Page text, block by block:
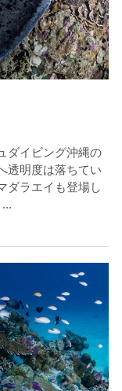
ダイビング沖縄の
透明度は落ちてい
ダラエイも登場し